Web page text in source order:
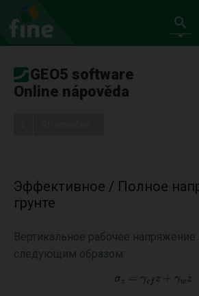
GEO5 software
Online nápověda
Эффективное / Полное
грунте
Вертикальное рабочее напряжение
следующим образом: